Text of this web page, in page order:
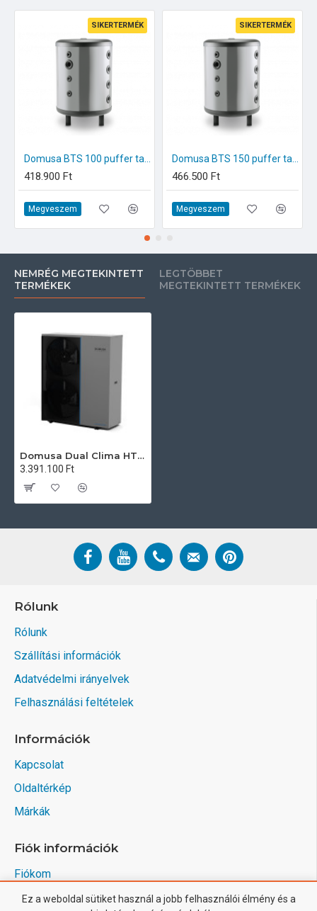
SIKERTERMÉK
418.900 Ft
Megveszem
SIKERTERMÉK
466.500 Ft
Megveszem
NEMRÉG MEGTEKINTETT
TERMÉKEK
LEGTÖBBET
MEGTEKINTETT TERMÉKEK
Domusa Dual Clima HT PRO 16 kW-os 1 fázisú magas hőmérsékletű levegő-víz hőszivattyú (fűtő-hűtő, melegvíz funkció)
3.391.100 Ft
Rólunk
Rólunk
Szállítási információk
Adatvédelmi irányelvek
Felhasználási feltételek
Információk
Kapcsolat
Oldaltérkép
Márkák
Fiók információk
Fiókom
Rendelések
Ez a weboldal sütiket használ a jobb felhasználói élmény és a